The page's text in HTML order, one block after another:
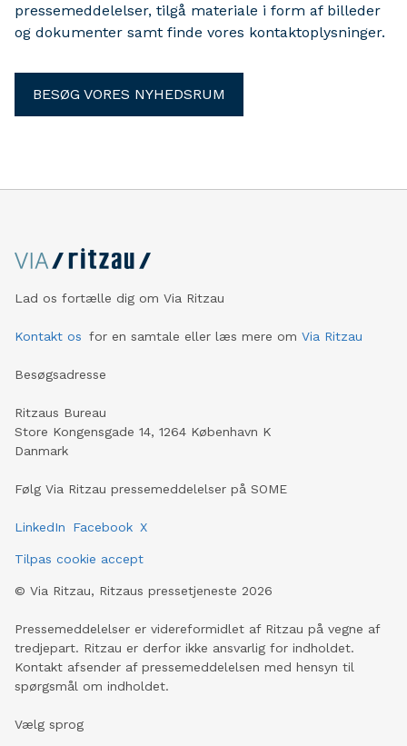
pressemeddelelser, tilgå materiale i form af billeder
og dokumenter samt finde vores kontaktoplysninger.
BESØG VORES NYHEDSRUM
Lad os fortælle dig om Via Ritzau
Kontakt os for en samtale eller læs mere om Via Ritzau
Besøgsadresse
Ritzaus Bureau
Store Kongensgade 14, 1264 København K
Danmark
Følg Via Ritzau pressemeddelelser på SOME
LinkedIn Facebook X
Tilpas cookie accept
© Via Ritzau, Ritzaus pressetjeneste 2026
Pressemeddelelser er videreformidlet af Ritzau på vegne af
tredjepart. Ritzau er derfor ikke ansvarlig for indholdet.
Kontakt afsender af pressemeddelelsen med hensyn til
spørgsmål om indholdet.
Vælg sprog